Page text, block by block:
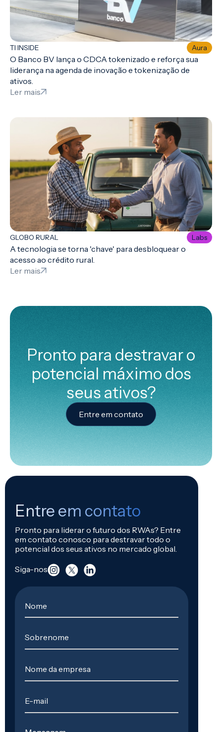
TI INSIDE Aura
O Banco BV lança o CDCA tokenizado e reforça sua
liderança na agenda de inovação e tokenização de
ativos.
Ler mais
GLOBO RURAL Labs
A tecnologia se torna 'chave' para desbloquear o
acesso ao crédito rural.
Ler mais
Pronto para destravar o
potencial máximo dos
seus ativos?
Entre em contato
Entre em contato
Pronto para liderar o futuro dos RWAs? Entre
em contato conosco para destravar todo o
potencial dos seus ativos no mercado global.
Siga-nos